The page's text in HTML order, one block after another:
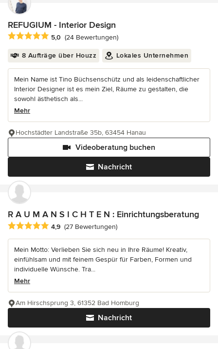
REFUGIUM - Interior Design
Durchschnittliche Bewertung: 5 von 5 Sternen
5,0 (24 Bewertungen)
8 Aufträge über Houzz Lokales Unternehmen
Mein Name ist Tino Büchsenschütz und als leidenschaftlicher
Interior Designer ist es mein Ziel, Räume zu gestalten, die
sowohl ästhetisch als...
Mehr
Nachricht
Videoberatung buchen
Hochstädter Landstraße 35b, 63454 Hanau
R A U M A N S I C H T E N : Einrichtungsberatung
Durchschnittliche Bewertung: 4.9 von 5 Sternen
4,9 (27 Bewertungen)
Mein Motto: Verlieben Sie sich neu in Ihre Räume! Kreativ,
einfühlsam und mit feinem Gespür für Farben, Formen und
individuelle Wünsche. Tra...
Mehr
Nachricht
Am Hirschsprung 3, 61352 Bad Homburg